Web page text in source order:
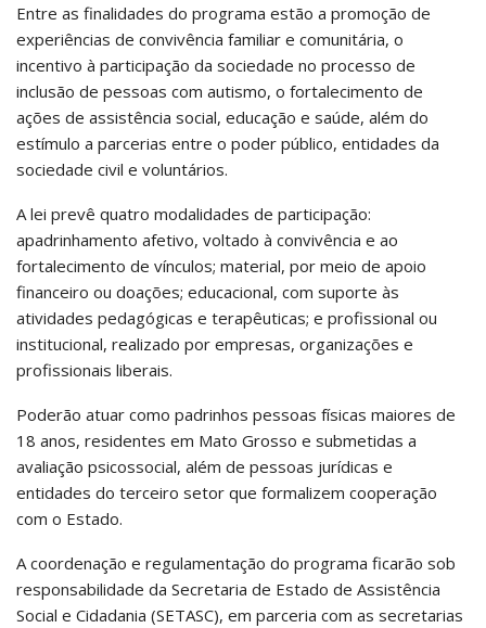
Entre as finalidades do programa estão a promoção de
experiências de convivência familiar e comunitária, o
incentivo à participação da sociedade no processo de
inclusão de pessoas com autismo, o fortalecimento de
ações de assistência social, educação e saúde, além do
estímulo a parcerias entre o poder público, entidades da
sociedade civil e voluntários.
A lei prevê quatro modalidades de participação:
apadrinhamento afetivo, voltado à convivência e ao
fortalecimento de vínculos; material, por meio de apoio
financeiro ou doações; educacional, com suporte às
atividades pedagógicas e terapêuticas; e profissional ou
institucional, realizado por empresas, organizações e
profissionais liberais.
Poderão atuar como padrinhos pessoas físicas maiores de
18 anos, residentes em Mato Grosso e submetidas a
avaliação psicossocial, além de pessoas jurídicas e
entidades do terceiro setor que formalizem cooperação
com o Estado.
A coordenação e regulamentação do programa ficarão sob
responsabilidade da Secretaria de Estado de Assistência
Social e Cidadania (SETASC), em parceria com as secretarias